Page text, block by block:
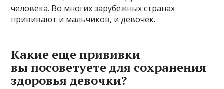
человека. Во многих зарубежных странах
прививают и мальчиков, и девочек.
Какие еще прививки
вы посоветуете для сохранения
здоровья девочки?